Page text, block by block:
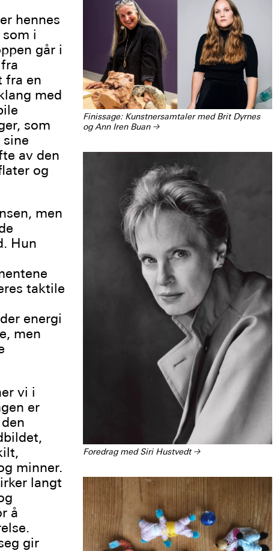
hennes
i
går i
fra en
med
som
av den
og
men
Hun
taktile
energi
men
vi i
er
minner.
langt
å
gir
Finissage: Kunstnersamtaler med Brit Dyrnes
og Ann Iren Buan →
Foredrag med Siri Hustvedt →